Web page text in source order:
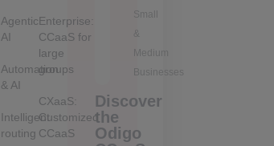
Agentic
AI
Automation
& AI
Intelligent
routing
Enterprise:
CCaaS for
large
groups
CXaaS:
Customized
CCaaS
Small
&
Medium
Businesses
Discover
the
Odigo